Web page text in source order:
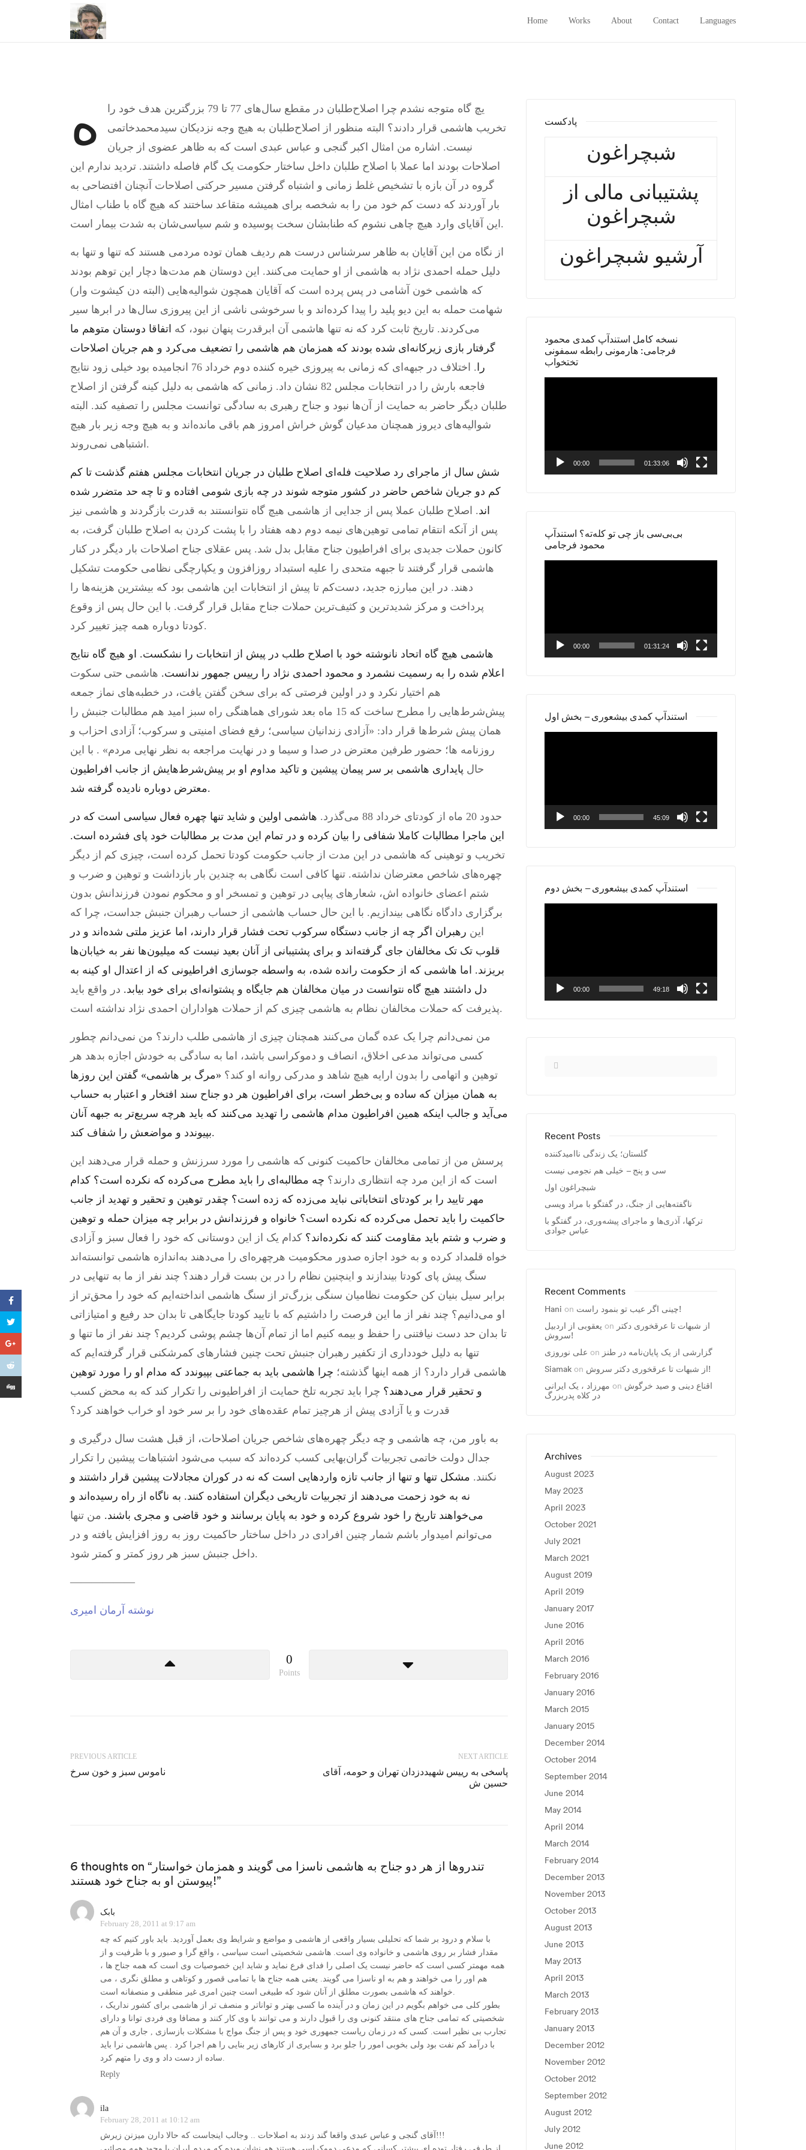
Home Works About Contact Languages
ه
یچ گاه متوجه نشدم چرا اصلاح‌طلبان در مقطع سال‌های 77 تا 79 بزرگترین هدف خود را
تخریب هاشمی قرار دادند؟ البته منظور از اصلاح‌طلبان به هیچ وجه نزدیکان سیدمحمدخاتمی
نیست. اشاره من امثال اکبر گنجی و عباس عبدی است که به ظاهر عضوی از جریان
اصلاحات بودند اما عملا با اصلاح طلبان داخل ساختار حکومت یک گام فاصله داشتند. تردید ندارم این
گروه در آن بازه با تشخیص غلط زمانی و اشتباه گرفتن مسیر حرکتی اصلاحات آنچنان افتضاحی به
بار آوردند که دست کم خود من را به شخصه برای همیشه متقاعد ساختند که هیچ گاه با طناب امثال
این آقایای وارد هیچ چاهی نشوم که طنابشان سخت پوسیده و شم سیاسی‌شان به شدت بیمار است.
از نگاه من این آقایان به ظاهر سرشناس درست هم ردیف همان توده مردمی هستند که تنها و تنها به
دلیل حمله احمدی نژاد به هاشمی از او حمایت می‌کنند. این دوستان هم مدت‌ها دچار این توهم بودند
که هاشمی خون آشامی در پس پرده است که آقایان همچون شوالیه‌هایی (البته دن کیشوت وار)
شهامت حمله به این دیو پلید را پیدا کرده‌اند و با سرخوشی ناشی از این پیروزی سال‌ها در ابرها سیر
می‌کردند. تاریخ ثابت کرد که نه تنها هاشمی آن ابرقدرت پنهان نبود، که اتفاقا دوستان متوهم ما
گرفتار بازی زیرکانه‌ای شده بودند که همزمان هم هاشمی را تضعیف می‌کرد و هم جریان اصلاحات
را
. اختلاف در جبهه‌ای که زمانی به پیروزی خیره کننده دوم خرداد 76 انجامیده بود خیلی زود نتایج
فاجعه بارش را در انتخابات مجلس 82 نشان داد. زمانی که هاشمی به دلیل کینه گرفتن از اصلاح
طلبان دیگر حاضر به حمایت از آن‌ها نبود و جناح رهبری به سادگی توانست مجلس را تصفیه کند. البته
شوالیه‌های دیروز همچنان مدعیان گوش خراش امروز هم باقی مانده‌اند و به هیچ وجه زیر بار هیچ
اشتباهی نمی‌روند.
شش سال از ماجرای رد صلاحیت فله‌ای اصلاح طلبان در جریان انتخابات مجلس هفتم گذشت تا کم
کم دو جریان شاخص حاضر در کشور متوجه شوند در چه بازی شومی افتاده و تا چه حد متضرر شده
اند. اصلاح طلبان عملا پس از جدایی از هاشمی هیچ گاه نتوانستند به قدرت بازگردند و هاشمی نیز
پس از آنکه انتقام تمامی توهین‌های نیمه دوم دهه هفتاد را با پشت کردن به اصلاح طلبان گرفت، به
کانون حملات جدیدی برای افراطیون جناح مقابل بدل شد. پس عقلای جناح اصلاحات بار دیگر در کنار
هاشمی قرار گرفتند تا جبهه متحدی را علیه استبداد روزافزون و یکپارچگی نظامی حکومت تشکیل
دهند. در این مبارزه جدید، دست‌کم تا پیش از انتخابات این هاشمی بود که بیشترین هزینه‌ها را
پرداخت و مرکز شدیدترین و کثیف‌ترین حملات جناح مقابل قرار گرفت. با این حال پس از وقوع
کودتا دوباره همه چیز تغییر کرد.
هاشمی هیچ گاه اتحاد نانوشته خود با اصلاح طلب در پیش از انتخابات را نشکست. او هیچ گاه نتایج
اعلام شده را به رسمیت نشمرد و محمود احمدی نژاد را رییس جمهور ندانست. هاشمی حتی سکوت
هم اختیار نکرد و در اولین فرصتی که برای سخن گفتن یافت، در خطبه‌های نماز جمعه
پیش‌شرط‌هایی را مطرح ساخت که 15 ماه بعد شورای هماهنگی راه سبز امید هم مطالبات جنبش را
همان پیش شرط‌ها قرار داد: «آزادی زندانیان سیاسی؛ رفع فضای امنیتی و سرکوب؛ آزادی احزاب و
روزنامه ها؛ حضور طرفین معترض در صدا و سیما و در نهایت مراجعه به نظر نهایی مردم» . با این
حال پایداری هاشمی بر سر پیمان پیشین و تاکید مداوم او بر پیش‌شرط‌هایش از جانب افراطیون
معترض دوباره نادیده گرفته شد.
حدود 20 ماه از کودتای خرداد 88 می‌گذرد.
هاشمی اولین و شاید تنها چهره فعال سیاسی است که در
این ماجرا مطالبات کاملا شفافی را بیان کرده و در تمام این مدت بر مطالبات خود پای فشرده است.
تخریب و توهینی که هاشمی در این مدت از جانب حکومت کودتا تحمل کرده است، چیزی کم از دیگر
چهره‌های شاخص معترضان نداشته. تنها کافی است نگاهی به چندین بار بازداشت و توهین و ضرب و
شتم اعضای خانواده اش، شعارهای پیاپی در توهین و تمسخر او و محکوم نمودن فرزندانش بدون
برگزاری دادگاه نگاهی بیندازیم. با این حال حساب هاشمی از حساب رهبران جنبش جداست، چرا که
این رهبران اگر چه از جانب دستگاه سرکوب تحت فشار قرار دارند، اما عزیز ملتی شده‌اند و در
قلوب تک تک مخالفان جای گرفته‌اند و برای پشتیبانی از آنان بعید نیست که میلیون‌ها نفر به خیابان‌ها
بریزند. اما هاشمی که از حکومت رانده شده، به واسطه جو‌سازی افراطیونی که از اعتدال او کینه به
دل داشتند هیچ گاه نتوانست در میان مخالفان هم جایگاه و پشتوانه‌ای برای خود بیابد. در واقع باید
پذیرفت که حملات مخالفان نظام به هاشمی چیزی کم از حملات هواداران احمدی نژاد نداشته است.
من نمی‌دانم چرا یک عده گمان می‌کنند همچنان چیزی از هاشمی طلب دارند؟ من نمی‌دانم چطور
کسی می‌تواند مدعی اخلاق، انصاف و دموکراسی باشد، اما به سادگی به خودش اجازه بدهد هر
توهین و اتهامی را بدون ارایه هیچ شاهد و مدرکی روانه او کند؟ «مرگ بر هاشمی» گفتن این روزها
به همان میزان که ساده و بی‌خطر است، برای افراطیون هر دو جناح سند افتخار و اعتبار به حساب
می‌آید و جالب اینکه همین افراطیون مدام هاشمی را تهدید می‌کنند که باید هرچه سریع‌تر به جبهه آنان
بپیوندد و مواضعش را شفاف کند.
پرسش من از تمامی مخالفان حاکمیت کنونی که هاشمی را مورد سرزنش و حمله قرار می‌دهند این
است که از این مرد چه انتظاری دارند؟ چه مطالبه‌ای را باید مطرح می‌کرده که نکرده است؟ کدام
مهر تایید را بر کودتای انتخاباتی نباید می‌زده که زده است؟ چقدر توهین و تحقیر و تهدید از جانب
حاکمیت را باید تحمل می‌کرده که نکرده است؟ خانواه و فرزندانش در برابر چه میزان حمله و توهین
و ضرب و شتم باید مقاومت کنند که نکرده‌اند؟ کدام یک از این دوستانی که خود را فعال سبز و آزادی
خواه قلمداد کرده و به خود اجازه صدور محکومیت هرچهره‌ای را می‌دهند به‌اندازه هاشمی توانسته‌اند
سنگ پیش پای کودتا بیندازند و اینچنین نظام را در بن بست قرار دهند؟ چند نفر از ما به تنهایی در
برابر سیل بنیان کن حکومت نظامیان سنگی بزرگ‌تر از سنگ هاشمی انداخته‌ایم که خود را محق‌تر از
او می‌دانیم؟ چند نفر از ما این فرصت را داشتیم که با تایید کودتا جایگاهی تا بدان حد رفیع و امتیازاتی
تا بدان حد دست نیافتنی را حفظ و بیمه کنیم اما از تمام آن‌ها چشم پوشی کردیم؟ چند نفر از ما تنها و
تنها به دلیل خودداری از تکفیر رهبران جنبش تحت چنین فشارهای کمرشکنی قرار گرفته‌ایم که
هاشمی قرار دارد؟ از همه اینها گذشته؛ چرا هاشمی باید به جماعتی بپیوندد که مدام او را مورد توهین
و تحقیر قرار می‌دهند؟ چرا باید تجربه تلخ حمایت از افراطیونی را تکرار کند که به محض کسب
قدرت و یا آزادی پیش از هرچیز تمام عقده‌های خود را بر سر خود او خراب خواهند کرد؟
به باور من، چه هاشمی و چه دیگر چهره‌های شاخص جریان اصلاحات، از قبل هشت سال درگیری و
جدال دولت خاتمی تجربیات گران‌بهایی کسب کرده‌اند که سبب می‌شود اشتباهات پیشین را تکرار
نکنند. مشکل تنها و تنها از جانب تازه واردهایی است که نه در کوران مجادلات پیشین قرار داشتند و
نه به خود زحمت می‌دهند از تجربیات تاریخی دیگران استفاده کنند. به ناگاه از راه رسیده‌اند و
می‌خواهند تاریخ را خود شروع کرده و خود به پایان برسانند و خود قاضی و مجری باشند. من تنها
می‌توانم امیدوار باشم شمار چنین افرادی در داخل ساختار حاکمیت روز به روز افزایش یافته و در
داخل جنبش سبز هر روز کمتر و کمتر شود.
——————
نوشته آرمان امیری
0
Points
PREVIOUS ARTICLE
ناموس سبز و خون سرخ
NEXT ARTICLE
پاسخی به رییس شهیددزدان تهران و حومه، آقای
حسین ش
6 thoughts on “تندروها از هر دو جناح به هاشمی ناسزا می گویند و همزمان خواستار
پیوستن او به جناح خود هستند!”
بابک
February 28, 2011 at 9:17 am
با سلام و درود بر شما که تحلیلی بسیار واقعی از هاشمی و مواضع و شرایط وی بعمل آوردید. باید باور کنیم که چه
مقدار فشار بر روی هاشمی و خانواده وی است. هاشمی شخصیتی است سیاسی ، واقع گرا و صبور و با ظرفیت و از
همه مهمتر کسی است که حاضر نیست یک اصلی را فدای فرع نماید و شاید این خصوصیات وی است که همه جناح ها ،
هم اور را می خواهند و هم به او ناسزا می گویند. یعنی همه جناح ها با تمامی قصور و کوتاهی و مطلق نگری ، می
خواهند که هاشمی بصورت مطلق از آنان شود که طبیغی است چنین امری غیر منطقی و منصفانه است.
بطور کلی می خواهم بگویم در این زمان و در آینده ما کسی بهتر و تواناتر و منصف تر از هاشمی برای کشور نداریک ،
شخصیتی که تمامی جناح های منتقد کنونی وی را قبول دارند و می توانند با وی کار کنند و مضافا وی فردی توانا و دارای
تجارب بی نظیر است. کسی که در زمان ریاست جمهوری خود و پس از جنگ مواج با مشکلات بازسازی , جاری و آن هم
با درآمد کم نفت بود ولی بخوبی امور را جلو برد و بسایری از کارهای زیر بنایی را هم اجرا کرد . پس هاشمی نرا باید
ساده از دست داد و وی را متهم کرد.
Reply
ila
February 28, 2011 at 10:12 am
آقای گنجی و عباس عبدی واقعا گند زدند به اصلاحات .. وجالب اینجاست که حالا دارن میزنن زیرش!!!
پادکست
شبچراغون
پشتیبانی مالی از
شبچراغون
آرشیو شبچراغون
نسخه کامل استندآپ کمدی محمود
فرجامی: هارمونی رابطه سمفونی
تختخواب
00:00 01:33:06
بی‌بی‌سی باز چی تو کله‌ته؟ استندآپ
محمود فرجامی
00:00 01:31:24
استندآپ کمدی بیشعوری – بخش اول
00:00 45:09
استندآپ کمدی بیشعوری – بخش دوم
00:00 49:18
Recent Posts
گلستان؛ یک زندگی ناامیدکننده
سی و پنج – خیلی هم نجومی نیست
شبچراغون اول
ناگفته‌هایی از جنگ، در گفتگو با مراد ویسی
ترکها، آذری‌ها و ماجرای پیشه‌وری، در گفتگو با
عباس جوادی
Recent Comments
Hani on
چینی اگر عیب تو بنمود راست!
یعقوبی از اردبیل on از شبهات تا عرقخوری دکتر
سروش!
علی نوروزی on گزارشی از یک پایان‌نامه در طنز
Siamak on
از شبهات تا عرقخوری دکتر سروش!
مهرزاد ، يک ايرانی on اقناع دینی و صید خرگوش
در کلاه پدربزرگ
Archives
August 2023
May 2023
April 2023
October 2021
July 2021
March 2021
August 2019
April 2019
January 2017
June 2016
April 2016
March 2016
February 2016
January 2016
March 2015
January 2015
December 2014
October 2014
September 2014
June 2014
May 2014
April 2014
March 2014
February 2014
December 2013
November 2013
October 2013
August 2013
June 2013
May 2013
April 2013
March 2013
February 2013
January 2013
December 2012
November 2012
October 2012
September 2012
August 2012
July 2012
June 2012